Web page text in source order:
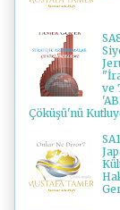
ve
Çöküşü'nü